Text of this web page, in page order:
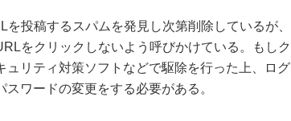
投稿するスパムを発見し次第削除しているが、
をクリックしないよう呼びかけている。もしク
ュリティ対策ソフトなどで駆除を行った上、ログ
ワードの変更をする必要がある。